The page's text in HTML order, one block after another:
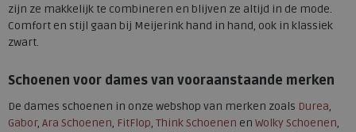
zijn ze makkelijk te combineren en blijven ze altijd in de mode.
Comfort en stijl gaan bij Meijerink hand in hand, ook in klassiek
zwart.
Schoenen voor dames van vooraanstaande merken
De dames schoenen in onze webshop van merken zoals Durea,
Gabor, Ara Schoenen, FitFlop, Think Schoenen en Wolky Schoenen,